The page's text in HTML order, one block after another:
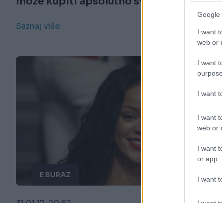
Google
I want
web or
I want
I want
I want
web or
I want
or app.
I want
Saznaj više
E BURAZ